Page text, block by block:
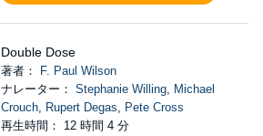
Double Dose
著者：
F. Paul Wilson
ナレーター： Stephanie Willing, Michael
Crouch, Rupert Degas, Pete Cross
再生時間： 12 時間 4 分